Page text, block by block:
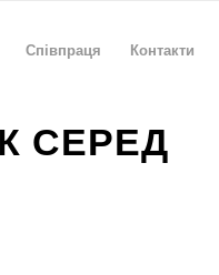
Співпраця Контакти
СЕРЕД